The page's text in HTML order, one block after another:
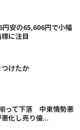
円安の65,606円で小幅
に注目
けたか
って下落 中東情勢悪
化し売り優...